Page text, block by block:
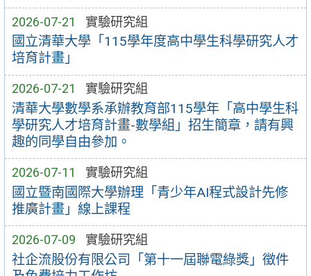
2026-07-21 實驗研究組
國立清華大學「115學年度高中學生科學研究人才
培育計畫」
2026-07-21 實驗研究組
清華大學數學系承辦教育部115學年「高中學生科
學研究人才培育計畫-數學組」招生簡章，請有興
趣的同學自由參加。
2026-07-11 實驗研究組
國立暨南國際大學辦理「青少年AI程式設計先修
推廣計畫」線上課程
2026-07-09 實驗研究組
社企流股份有限公司「第十一屆聯電綠獎」徵件